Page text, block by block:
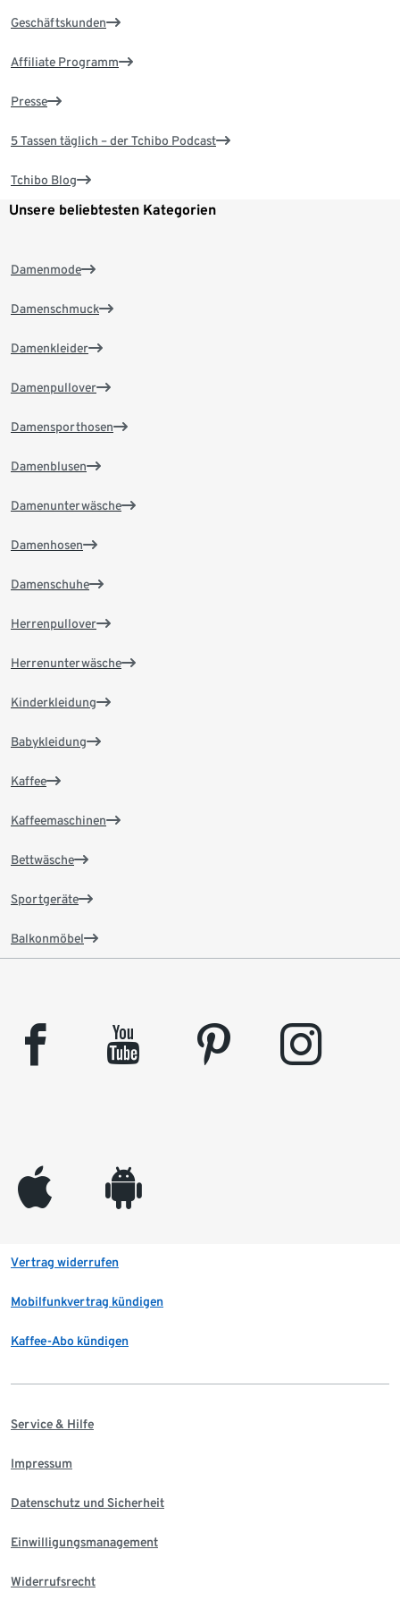
Geschäftskunden
Affiliate Programm
Presse
5 Tassen täglich – der Tchibo Podcast
Tchibo Blog
Unsere beliebtesten Kategorien
Damenmode
Damenschmuck
Damenkleider
Damenpullover
Damensporthosen
Damenblusen
Damenunterwäsche
Damenhosen
Damenschuhe
Herrenpullover
Herrenunterwäsche
Kinderkleidung
Babykleidung
Kaffee
Kaffeemaschinen
Bettwäsche
Sportgeräte
Balkonmöbel
facebook youtube pinterest instagram
appleinc android
Vertrag widerrufen
Mobilfunkvertrag kündigen
Kaffee-Abo kündigen
Service & Hilfe
Impressum
Datenschutz und Sicherheit
Einwilligungsmanagement
Widerrufsrecht